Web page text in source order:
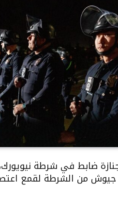
ضابط في شرطة
جيوش من الشرطة لقمع